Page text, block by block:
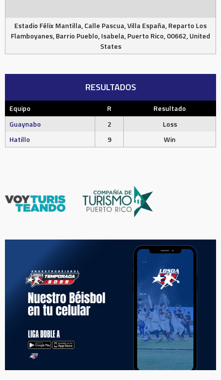
Estadio Félix Mantilla, Calle Pascua, Villa España, Reparto Los
Flamboyanes, Barrio Pueblo, Isabela, Puerto Rico, 00662, United
States
RESULTADOS
Equipo R
Resultado
Guaynabo
2
Loss
Hatillo
9 Win